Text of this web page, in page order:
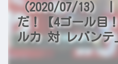
（2020/07/13） |
だ！【4ゴール目
ルカ 対 レバンテ